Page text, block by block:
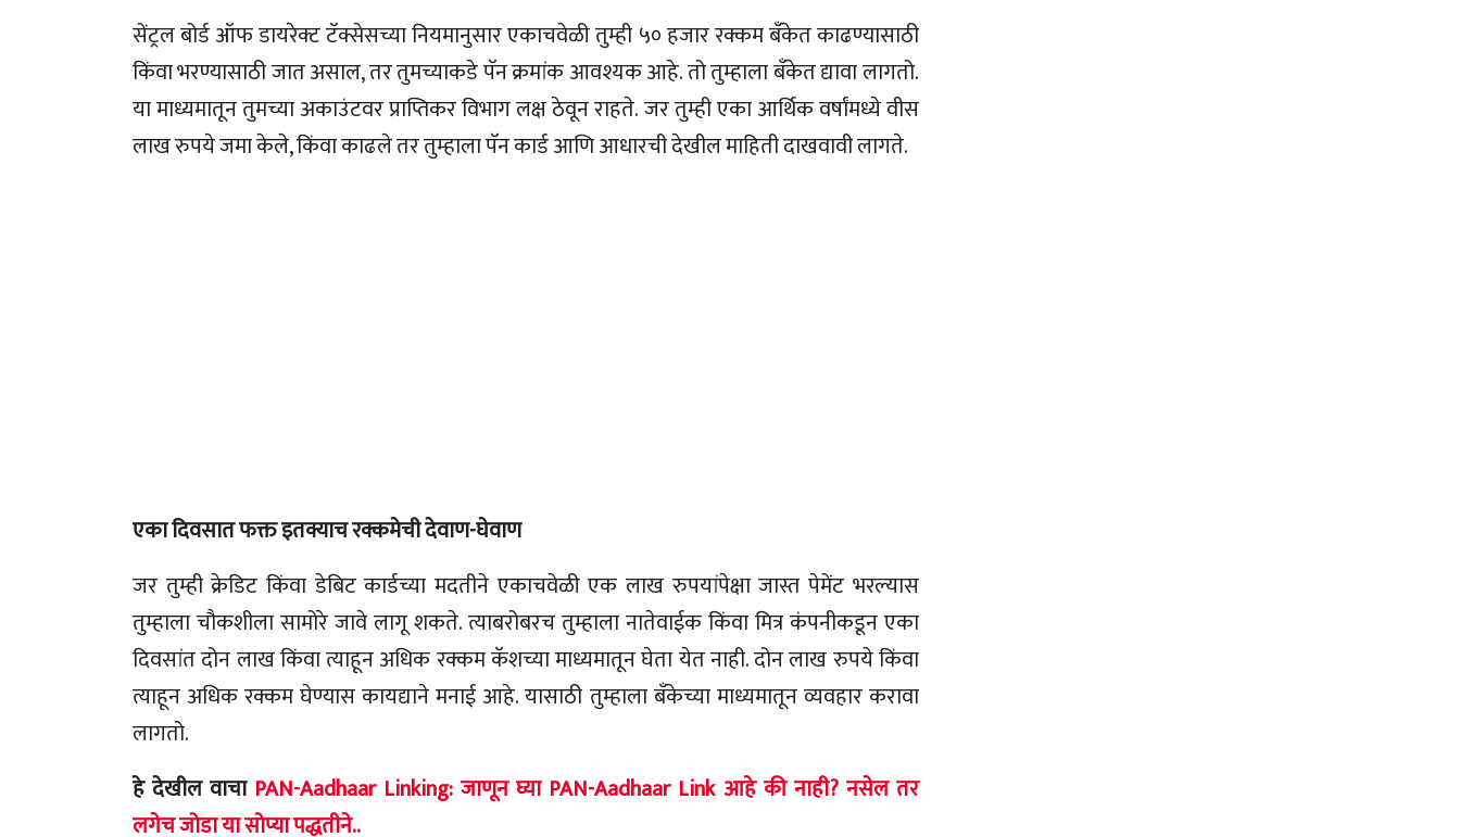
सेंट्रल बोर्ड ऑफ डायरेक्ट टॅक्सेसच्या नियमानुसार एकाचवेळी तुम्ही ५० हजार रक्कम बँकेत काढण्यासाठी
किंवा भरण्यासाठी जात असाल, तर तुमच्याकडे पॅन क्रमांक आवश्यक आहे. तो तुम्हाला बँकेत द्यावा लागतो.
या माध्यमातून तुमच्या अकाउंटवर प्राप्तिकर विभाग लक्ष ठेवून राहते. जर तुम्ही एका आर्थिक वर्षांमध्ये वीस
लाख रुपये जमा केले, किंवा काढले तर तुम्हाला पॅन कार्ड आणि आधारची देखील माहिती दाखवावी लागते.
एका दिवसात फक्त इतक्याच रक्कमेची देवाण-घेवाण
जर तुम्ही क्रेडिट किंवा डेबिट कार्डच्या मदतीने एकाचवेळी एक लाख रुपयांपेक्षा जास्त पेमेंट भरल्यास
तुम्हाला चौकशीला सामोरे जावे लागू शकते. त्याबरोबरच तुम्हाला नातेवाईक किंवा मित्र कंपनीकडून एका
दिवसांत दोन लाख किंवा त्याहून अधिक रक्कम कॅशच्या माध्यमातून घेता येत नाही. दोन लाख रुपये किंवा
त्याहून अधिक रक्कम घेण्यास कायद्याने मनाई आहे. यासाठी तुम्हाला बँकेच्या माध्यमातून व्यवहार करावा
लागतो.
हे देखील वाचा PAN-Aadhaar Linking: जाणून घ्या PAN-Aadhaar Link आहे की नाही? नसेल तर
लगेच जोडा या सोप्या पद्धतीने..